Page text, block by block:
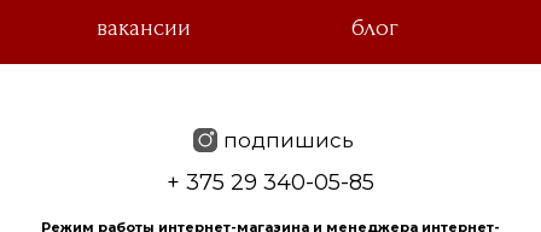
вакансии
блог
подпишись
+ 375 29 340-05-85
Режим работы интернет-магазина и менеджера интернет-